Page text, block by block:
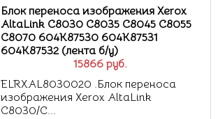
15866 руб.
Блок переноса изображения Xerox
AltaLink C8030 C8035 C8045 C8055
C8070 604K87530 604K87531
604K87532 (лента б/у)
ELRXAL8030020 .Блок переноса
изображения Xerox AltaLink
C8030/C...